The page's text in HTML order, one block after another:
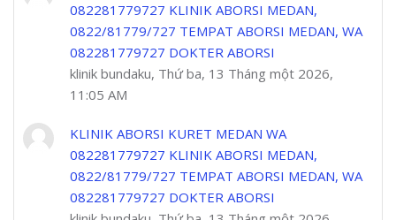
082281779727 KLINIK ABORSI MEDAN,
0822/81779/727 TEMPAT ABORSI MEDAN, WA
082281779727 DOKTER ABORSI
klinik bundaku, Thứ ba, 13 Tháng một 2026,
11:05 AM
KLINIK ABORSI KURET MEDAN WA
082281779727 KLINIK ABORSI MEDAN,
0822/81779/727 TEMPAT ABORSI MEDAN, WA
082281779727 DOKTER ABORSI